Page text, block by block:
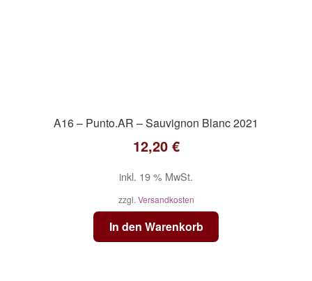
A16 – Punto.AR – Sauvignon Blanc 2021
12,20 €
inkl. 19 % MwSt.
zzgl. Versandkosten
In den Warenkorb